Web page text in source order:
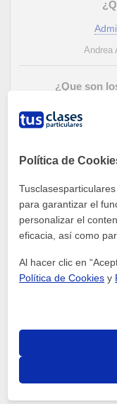
Andrea
¿Que son
Bienvenid@ a la
idioma y recibir
Utiliza esta zona si
o asignatura.
a los que puedes
rápidamente.
Política de
para garantizar el
personalizar el
eficacia, así como
Al hacer clic en
Política de Cookies y